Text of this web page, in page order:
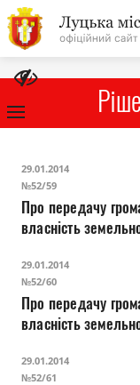
На
головну
29.01.2014
№52/59
Про передачу
власність
будівель і споруд
29.01.2014
№52/60
Про передачу
власність
будівель і споруд
29.01.2014
№52/61